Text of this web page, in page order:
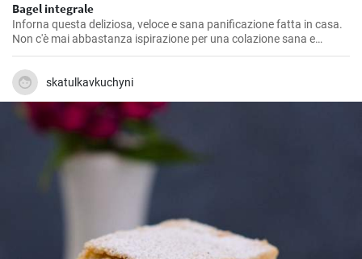
Bagel integrale
Inforna questa deliziosa, veloce e sana panificazione fatta in casa.
Non c'è mai abbastanza ispirazione per una colazione sana e
gustosa.
skatulkavkuchyni